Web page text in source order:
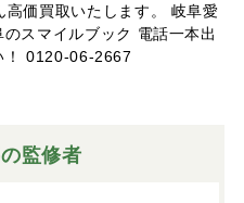
高価買取いたします。 岐阜愛
スマイルブック 電話一本出
！ 0120-06-2667
監修者